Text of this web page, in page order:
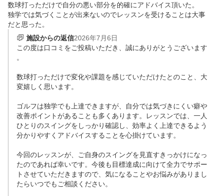
数球打っただけで自分の悪い部分を的確にアドバイス頂いた。
独学では気づくことが出来ないのでレッスンを受けることは大事
だと思った。
施設からの返信2026年7月6日
この度は口コミをご投稿いただき、誠にありがとうございます
。
数球打っただけで変化や課題を感じていただけたとのこと、大
変嬉しく思います。
ゴルフは独学でも上達できますが、自分では気づきにくい癖や
改善ポイントがあることも多くあります。レッスンでは、一人
ひとりのスイングをしっかり確認し、効率よく上達できるよう
分かりやすくアドバイスすることを心掛けています。
今回のレッスンが、ご自身のスイングを見直すきっかけになっ
たのであれば幸いです。今後も目標達成に向けて全力でサポー
トさせていただきますので、気になることやお悩みがありまし
たらいつでもご相談ください。